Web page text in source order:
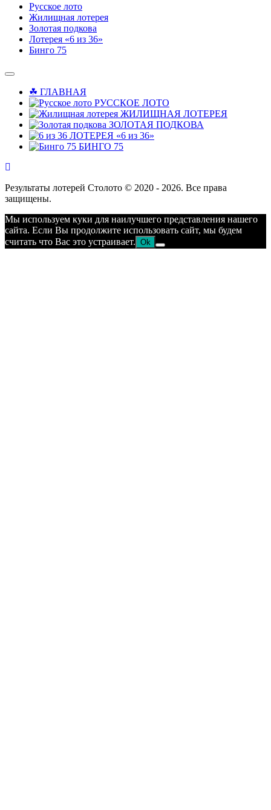
Русское лото
Жилищная лотерея
Золотая подкова
Лотерея «6 из 36»
Бинго 75
☘ ГЛАВНАЯ
РУССКОЕ ЛОТО
ЖИЛИЩНАЯ ЛОТЕРЕЯ
ЗОЛОТАЯ ПОДКОВА
ЛОТЕРЕЯ «6 из 36»
БИНГО 75
Результаты лотерей Столото © 2020 - 2026. Все права
защищены.
Мы используем куки для наилучшего представления нашего
сайта. Если Вы продолжите использовать сайт, мы будем
считать что Вас это устраивает. Ok